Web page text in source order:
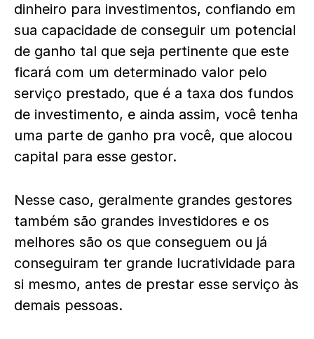
dinheiro para investimentos, confiando em
sua capacidade de conseguir um potencial
de ganho tal que seja pertinente que este
ficará com um determinado valor pelo
serviço prestado, que é a taxa dos fundos
de investimento, e ainda assim, você tenha
uma parte de ganho pra você, que alocou
capital para esse gestor.
Nesse caso, geralmente grandes gestores
também são grandes investidores e os
melhores são os que conseguem ou já
conseguiram ter grande lucratividade para
si mesmo, antes de prestar esse serviço às
demais pessoas.